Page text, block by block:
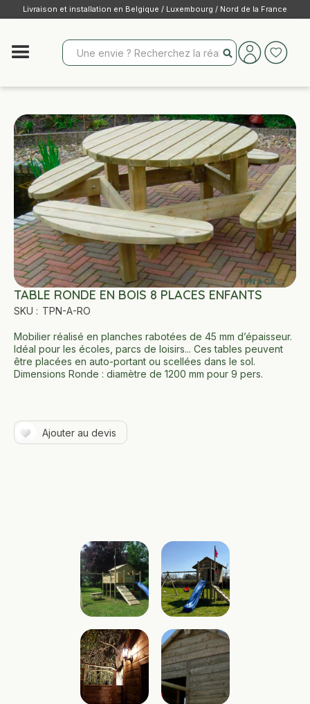
Livraison et installation en Belgique / Luxembourg / Nord de la France
TABLE RONDE EN BOIS 8 PLACES ENFANTS
SKU : TPN-A-RO
Mobilier réalisé en planches rabotées de 45 mm dʼépaisseur.
Idéal pour les écoles, parcs de loisirs... Ces tables peuvent
être placées en auto-portant ou scellées dans le sol.
Dimensions Ronde : diamètre de 1200 mm pour 9 pers.
Ajouter au devis